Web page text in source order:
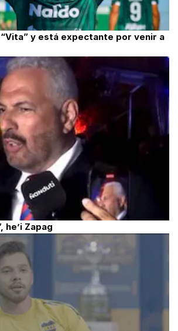
y está expectante por venir a
he’i Zapag